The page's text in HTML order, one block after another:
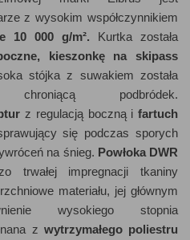
z wysokim współczynnikiem
10 000 g/m². Kurtka została
kieszonkę na skipass
stójka z suwakiem została
podbródek.
z regulacją boczną i fartuch
się podczas sporych
na śnieg. Powłoka DWR
trwałej impregnacji tkaniny
materiału, jej głównym
wysokiego stopnia
z wytrzymałego poliestru